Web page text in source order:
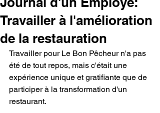
Travailler à l'amélioration
de la restauration
Travailler pour Le Bon Pêcheur n'a pas
été de tout repos, mais c'était une
expérience unique et gratifiante que de
participer à la transformation d'un
restaurant.